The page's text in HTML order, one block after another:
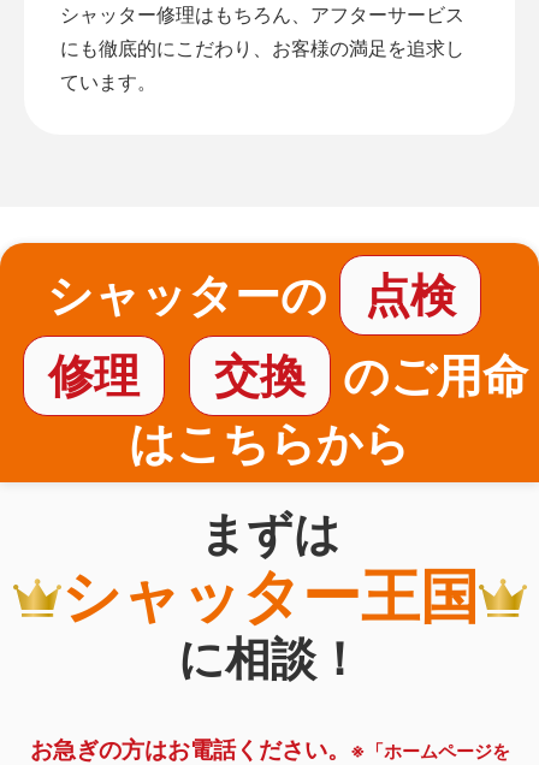
シャッター修理はもちろん、アフターサービス
にも徹底的にこだわり、お客様の満足を追求し
ています。
シャッターの
点検
修理
交換
のご用命
はこちらから
まずは
シャッター王国
に相談！
お急ぎの方はお電話ください。
※「ホームページを